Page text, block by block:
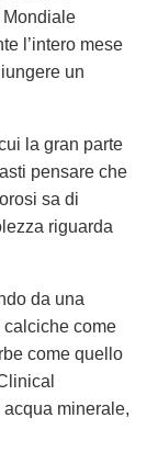
l’intero mese
un
la gran parte
pensare che
sa di
riguarda
da una
come
come quello
minerale,